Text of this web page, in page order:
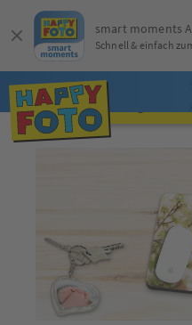
Jetzt online gestalten
smart moments
Schnell & einfach